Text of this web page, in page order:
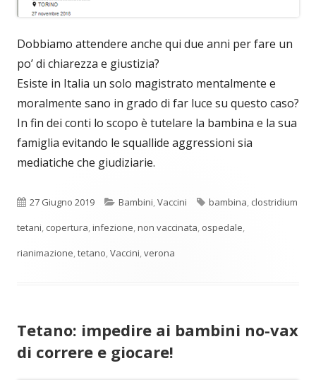
Dobbiamo attendere anche qui due anni per fare un
po’ di chiarezza e giustizia?
Esiste in Italia un solo magistrato mentalmente e
moralmente sano in grado di far luce su questo caso?
In fin dei conti lo scopo è tutelare la bambina e la sua
famiglia evitando le squallide aggressioni sia
mediatiche che giudiziarie.
Pubblicato
27 Giugno 2019 Categorie
Bambini,Vaccini Tag
bambina, clostridium
tetani, copertura,infezione,non vaccinata, ospedale,
rianimazione,tetano,Vaccini,verona
Tetano: impedire ai bambini no-vax
di correre e giocare!